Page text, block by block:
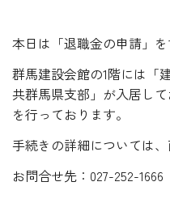
本日は「退職金の申請」
群馬建設会館の1階には「
共群馬県支部」が入居し
を行っております。
手続きの詳細については、
お問合せ先：027-252-1666